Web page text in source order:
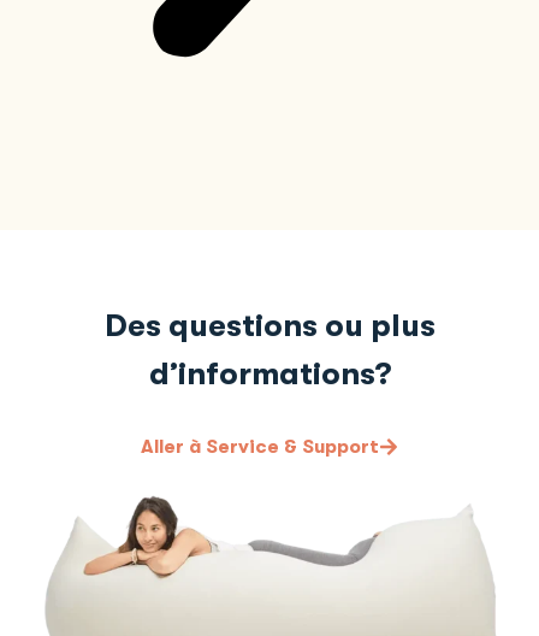
Des questions ou plus
d’informations?
Aller à Service & Support